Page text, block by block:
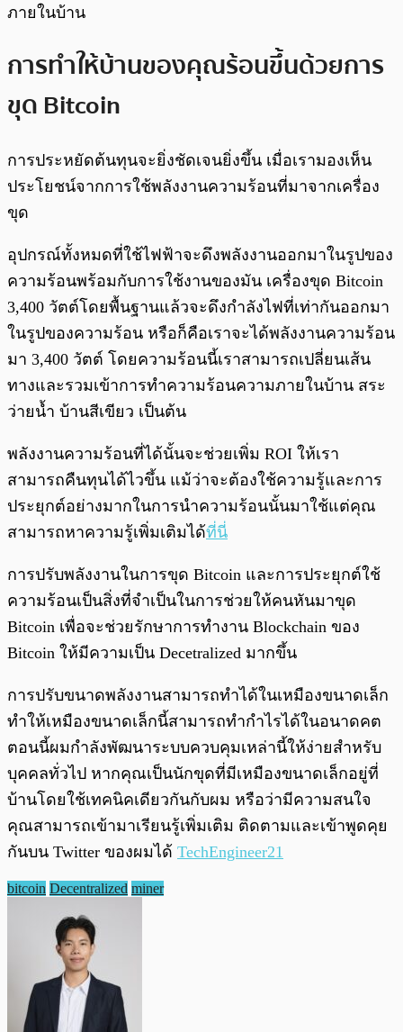
ภายในบ้าน
การทำให้บ้านของคุณร้อนขึ้นด้วยการ
ขุด Bitcoin
การประหยัดต้นทุนจะยิ่งชัดเจนยิ่งขึ้น เมื่อเรามองเห็น
ประโยชน์จากการใช้พลังงานความร้อนที่มาจากเครื่อง
ขุด
อุปกรณ์ทั้งหมดที่ใช้ไฟฟ้าจะดึงพลังงานออกมาในรูปของ
ความร้อนพร้อมกับการใช้งานของมัน เครื่องขุด Bitcoin
3,400 วัตต์โดยพื้นฐานแล้วจะดึงกำลังไฟที่เท่ากันออกมา
ในรูปของความร้อน หรือก็คือเราจะได้พลังงานความร้อน
มา 3,400 วัตต์ โดยความร้อนนี้เราสามารถเปลี่ยนเส้น
ทางและรวมเข้าการทำความร้อนความภายในบ้าน สระ
ว่ายน้ำ บ้านสีเขียว เป็นต้น
พลังงานความร้อนที่ได้นั้นจะช่วยเพิ่ม ROI ให้เรา
สามารถคืนทุนได้ไวขึ้น แม้ว่าจะต้องใช้ความรู้และการ
ประยุกต์อย่างมากในการนำความร้อนนั้นมาใช้แต่คุณ
สามารถหาความรู้เพิ่มเติมได้ที่นี่
การปรับพลังงานในการขุด Bitcoin และการประยุกต์ใช้
ความร้อนเป็นสิ่งที่จำเป็นในการช่วยให้คนหันมาขุด
Bitcoin เพื่อจะช่วยรักษาการทำงาน Blockchain ของ
Bitcoin ให้มีความเป็น Decetralized มากขึ้น
การปรับขนาดพลังงานสามารถทำได้ในเหมืองขนาดเล็ก
ทำให้เหมืองขนาดเล็กนี้สามารถทำกำไรได้ในอนาดคต
ตอนนี้ผมกำลังพัฒนาระบบควบคุมเหล่านี้ให้ง่ายสำหรับ
บุคคลทั่วไป หากคุณเป็นนักขุดที่มีเหมืองขนาดเล็กอยู่ที่
บ้านโดยใช้เทคนิคเดียวกันกับผม หรือว่ามีความสนใจ
คุณสามารถเข้ามาเรียนรู้เพิ่มเติม ติดตามและเข้าพูดคุย
กันบน Twitter ของผมได้ TechEngineer21
bitcoin Decentralized miner